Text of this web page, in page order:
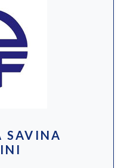
SAVINA